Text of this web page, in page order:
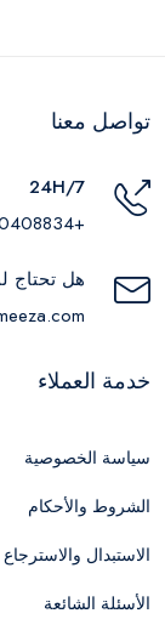
تواصل معنا
24H/7
+201050408834
هل تحتاج
خدمة العملاء
سياسة الخصوصية
الشروط والأحكام
الاستبدال والاسترجاع
الأسئلة الشائعة